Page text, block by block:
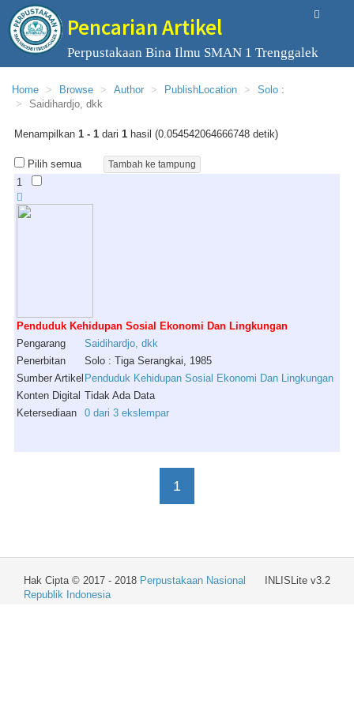
Pencarian Artikel
Perpustakaan Bina Ilmu SMAN 1 Trenggalek
Home Browse Author PublishLocation
Solo :
Saidihardjo, dkk
Menampilkan 1 - 1 dari 1 hasil (0.054542064666748 detik)
Pilih semua
1
Penduduk Kehidupan Sosial Ekonomi Dan Lingkungan
Pengarang
Saidihardjo, dkk
Penerbitan
Solo : Tiga Serangkai, 1985
Sumber Artikel Penduduk Kehidupan Sosial Ekonomi Dan Lingkungan
Konten Digital Tidak Ada Data
Ketersediaan
0 dari 3 ekslempar
1
INLISLite v3.2
Hak Cipta © 2017 - 2018 Perpustakaan Nasional
Republik Indonesia